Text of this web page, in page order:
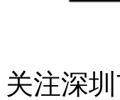
关注深